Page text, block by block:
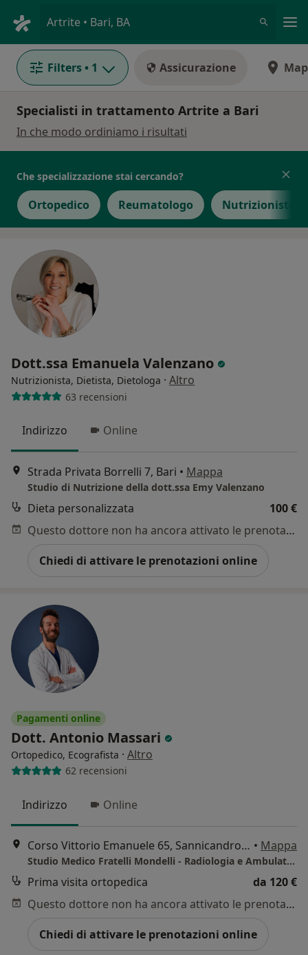
Artrite • Bari, BA
Filters • 1 Assicurazione
Specialisti in trattamento Artrite a Bari
In che modo ordiniamo i risultati
Che specializzazione stai cercando?
Ortopedico Reumatologo Nutrizionista
Dott.ssa Emanuela Valenzano
Nutrizionista, Dietista, Dietologa · Altro
63 recensioni
Indirizzo Online
Strada Privata Borrelli 7, Bari • Mappa
Studio di Nutrizione della dott.ssa Emy Valenzano
Dieta personalizzata
100 €
Questo dottore non ha ancora attivato le prenotazioni online presso questo indirizzo.
Chiedi di attivare le prenotazioni online
Pagamenti online
Dott. Antonio Massari
Ortopedico, Ecografista · Altro
62 recensioni
Indirizzo Online
Corso Vittorio Emanuele 65, Sannicandro di Bari • Mappa
Studio Medico Fratelli Mondelli - Radiologia e Ambulatorio Polispecialistico
Prima visita ortopedica
da 120 €
Questo dottore non ha ancora attivato le prenotazioni online presso questo indirizzo.
Chiedi di attivare le prenotazioni online